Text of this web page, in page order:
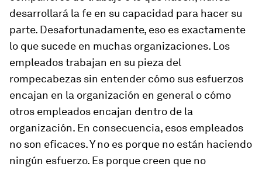
desarrollará la fe en su capacidad para hacer su
parte. Desafortunadamente, eso es exactamente
lo que sucede en muchas organizaciones. Los
empleados trabajan en su pieza del
rompecabezas sin entender cómo sus esfuerzos
encajan en la organización en general o cómo
otros empleados encajan dentro de la
organización. En consecuencia, esos empleados
no son eficaces. Y no es porque no están haciendo
ningún esfuerzo. Es porque creen que no